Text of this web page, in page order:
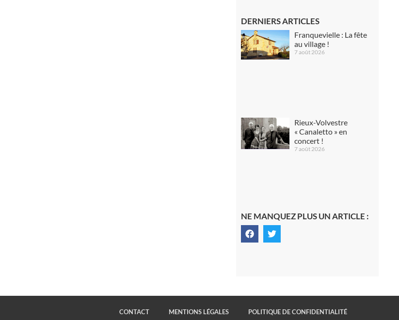
DERNIERS ARTICLES
Franquevielle : La fête
au village !
7 août 2026
Rieux-Volvestre
« Canaletto » en
concert !
7 août 2026
NE MANQUEZ PLUS UN ARTICLE :
CONTACT MENTIONS LÉGALES POLITIQUE DE CONFIDENTIALITÉ